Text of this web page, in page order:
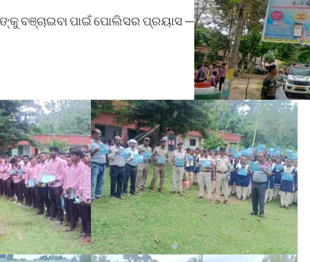
ବଞ୍ଚାଇବା ପାଇଁ ପୋଲିସର ପ୍ରୟାସ —